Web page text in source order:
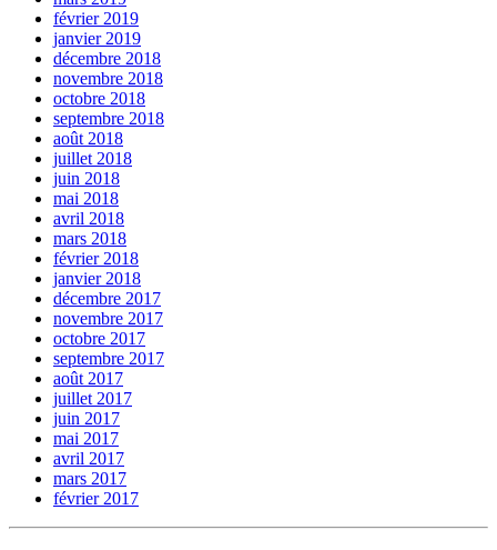
février 2019
janvier 2019
décembre 2018
novembre 2018
octobre 2018
septembre 2018
août 2018
juillet 2018
juin 2018
mai 2018
avril 2018
mars 2018
février 2018
janvier 2018
décembre 2017
novembre 2017
octobre 2017
septembre 2017
août 2017
juillet 2017
juin 2017
mai 2017
avril 2017
mars 2017
février 2017